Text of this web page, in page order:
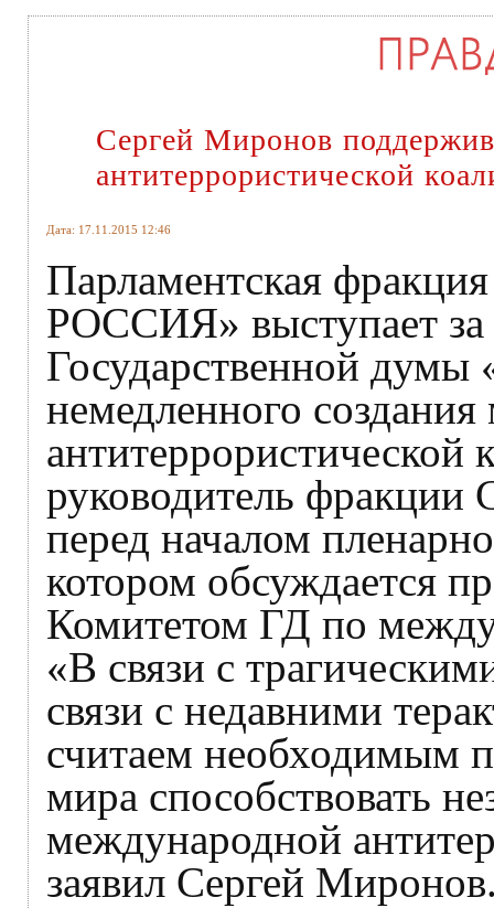
Сергей Миронов
антитеррористической
Дата: 17.11.2015 12:46
Парламентская
РОССИЯ» выступает за
Государственной думы
немедленного
руководитель
перед началом
котором обсуждается
Комитетом ГД по
«В связи с
связи с недавними
считаем необходимым
мира способствовать
международной
заявил Сергей